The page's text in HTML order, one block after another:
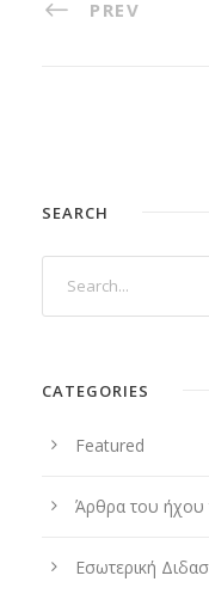
PREV
SEARCH
CATEGORIES
Featured
Άρθρα του ήχου
Εσωτερική